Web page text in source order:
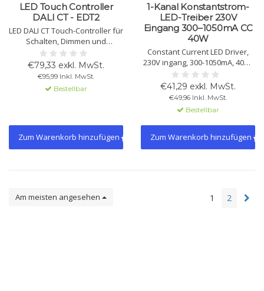
LED Touch Controller
DALI CT - EDT2
LED DALI CT Touch-Controller für
Schalten, Dimmen und
Weißsteuerung. Unterstützt
Gruppen- und Broadcast-
Modus. Stromversorgung über
DALI-Bus. Vibrationsfeedback.
€79,33 exkl. MwSt.
€95,99 Inkl. MwSt.
Bestellbar
Zum Warenkorb hinzufügen
1-Kanal Konstantstrom-
LED-Treiber 230V
Eingang 300–1050mA CC
40W
Constant Current LED Driver,
230V ingang, 300-1050mA, 40W.
Ondersteunt DALI DT6, dimmen
van 0-100%, met een hoge
efficiëntie van 88%.
Bescherming tegen
overbelasting, kortsluiting en
oververhitting.
€41,29 exkl. MwSt.
€49,96 Inkl. MwSt.
Bestellbar
Zum Warenkorb hinzufügen
Am meisten angesehen 1 2